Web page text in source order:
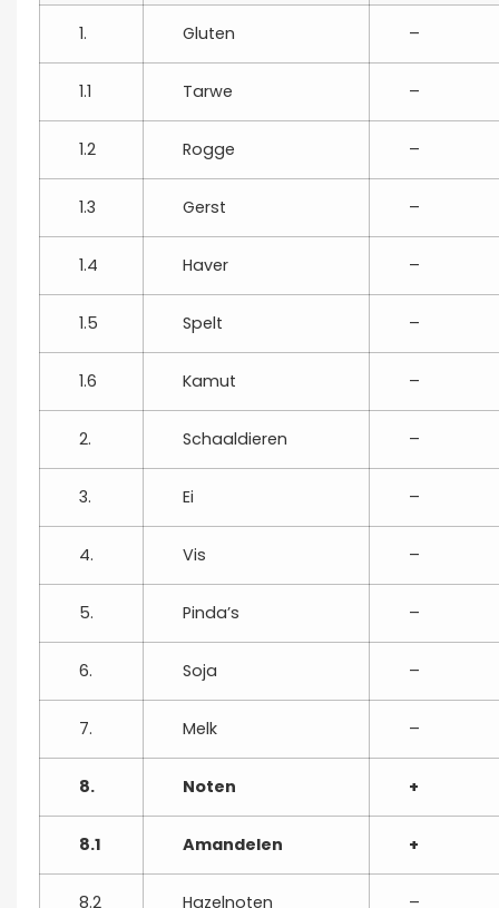
1. Gluten –
1.1 Tarwe –
1.2 Rogge –
1.3 Gerst –
1.4 Haver –
1.5 Spelt –
1.6 Kamut –
2. Schaaldieren –
3. Ei –
4. Vis –
5. Pinda’s –
6. Soja –
7. Melk –
8. Noten +
8.1 Amandelen +
8.2 Hazelnoten –